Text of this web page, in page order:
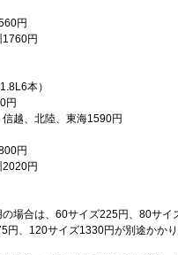
円
円
本）
円
越、北陸、東海1590円
円
円
場合は、60サイズ225円、80サイ
円、120サイズ1330円が別途かかり